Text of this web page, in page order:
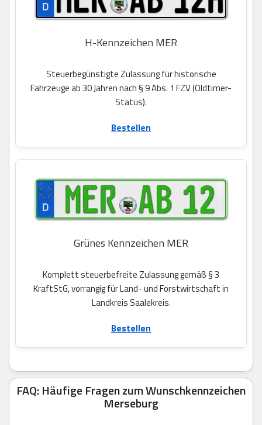
H-Kennzeichen MER
Steuerbegünstigte Zulassung für historische
Fahrzeuge ab 30 Jahren nach § 9 Abs. 1 FZV (Oldtimer-
Status).
Bestellen
Grünes Kennzeichen MER
Komplett steuerbefreite Zulassung gemäß § 3
KraftStG, vorrangig für Land- und Forstwirtschaft in
Landkreis Saalekreis.
Bestellen
FAQ: Häufige Fragen zum Wunschkennzeichen
Merseburg